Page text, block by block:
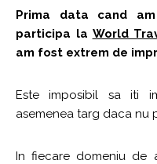
Prima data cand
participa la World
am fost extrem de
Este imposibil sa iti
asemenea targ daca nu
In fiecare domeniu de